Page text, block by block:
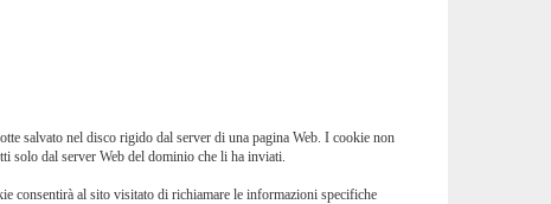
salvato nel disco rigido dal server di una pagina Web. I cookie non
solo dal server Web del dominio che li ha inviati.
consentirà al sito visitato di richiamare le informazioni specifiche